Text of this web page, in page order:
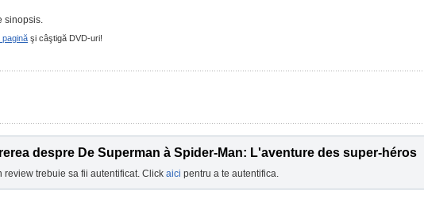
sinopsis.
pagină şi câştigă DVD-uri!
despre De Superman à Spider-Man: L'aventure des super-héros
review trebuie sa fii autentificat. Click aici pentru a te autentifica.